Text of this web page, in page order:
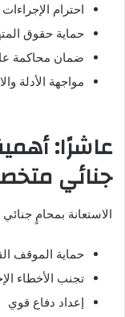
احترام الإجراءات
حماية حقوق
ضمان محاكمة
مواجهة الأدلة
عاشرًا:
جنائي
الاستعانة بمحامٍ
حماية الموقف
تجنب الأخطاء
إعداد دفاع قوي